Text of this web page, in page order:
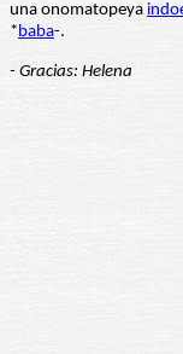
una onomatopeya
*baba-.
- Gracias: Helena